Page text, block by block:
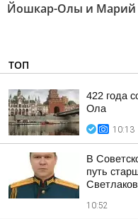
Йошкар-Олы и Марий
ТОП
422 года
Ола
10:13
В
путь
10:52